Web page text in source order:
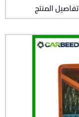
تفاصيل المنتج